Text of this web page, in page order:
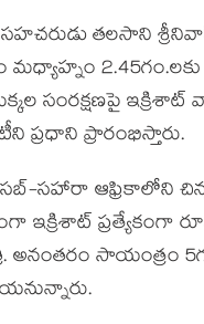
స‌హ‌చ‌రుడు త‌ల‌సాని
2.45గం.లకు
సంరక్షణపై
ప్రధాని ప్రారంభిస్తారు.
సహారా ఆఫ్రికాలోని
ఇక్రిశాట్ ప్రత్యేకంగా
అనంతరం సాయంత్రం